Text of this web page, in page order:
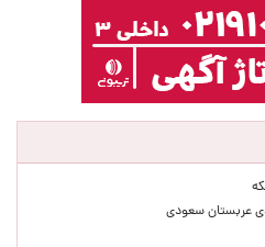
عربستان سعودی